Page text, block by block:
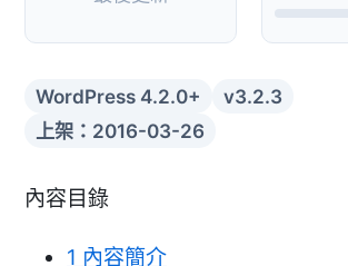
WordPress 4.2.0+
v3.2.3
上架：2016-03-26
內容目錄
1 內容簡介